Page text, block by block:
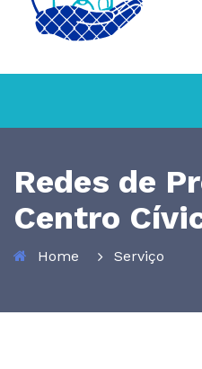
Redes de
Centro
Home Serviço